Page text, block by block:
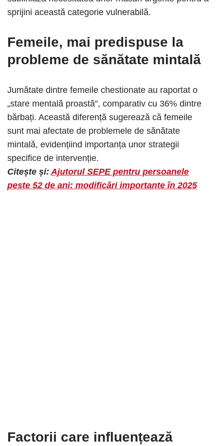
sprijini această categorie vulnerabilă.​
Femeile, mai predispuse la
probleme de sănătate mintală
Jumătate dintre femeile chestionate au raportat o
„stare mentală proastă”, comparativ cu 36% dintre
bărbați. Această diferență sugerează că femeile
sunt mai afectate de problemele de sănătate
mintală, evidențiind importanța unor strategii
specifice de intervenție.​
Citește și: Ajutorul SEPE pentru persoanele
peste 52 de ani: modificări importante în 2025
Factorii care influențează